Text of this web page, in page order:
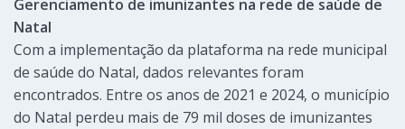
Gerenciamento de imunizantes na rede de saúde de
Natal
Com a implementação da plataforma na rede municipal
de saúde do Natal, dados relevantes foram
encontrados. Entre os anos de 2021 e 2024, o município
do Natal perdeu mais de 79 mil doses de imunizantes